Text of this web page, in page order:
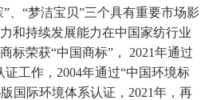
、“梦洁宝贝”三个具有重要市场影
和持续发展能力在中国家纺行业
标荣获“中国商标”， 2021年通过
证工作，2004年通过“中国环境标
国际环境体系认证，2021年，再